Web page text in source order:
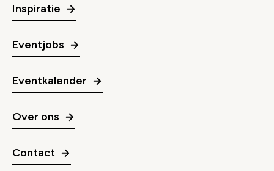
Inspiratie
Eventjobs
Eventkalender
Over ons
Contact